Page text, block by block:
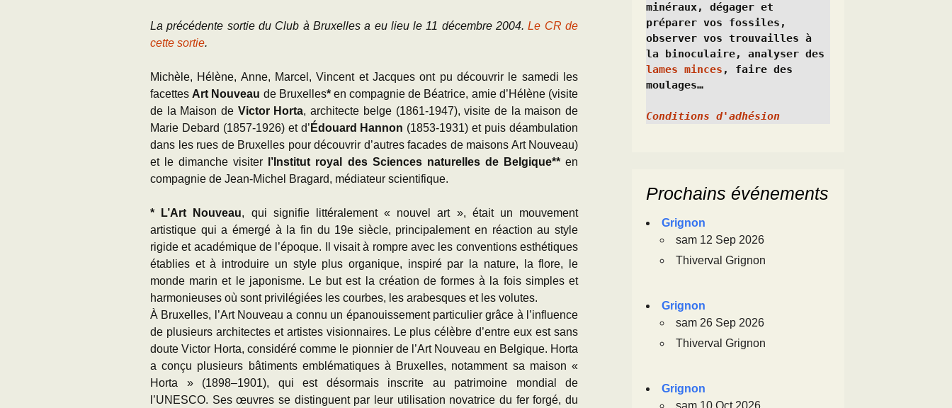
La précédente sortie du Club à Bruxelles a eu lieu le 11 décembre 2004.Le CR de
cette sortie.
Michèle, Hélène, Anne, Marcel, Vincent et Jacques ont pu découvrir le samedi les
facettes Art Nouveau de Bruxelles*en compagnie de Béatrice, amie d’Hélène (visite
de la Maison de Victor Horta, architecte belge (1861-1947), visite de la maison de
Marie Debard (1857-1926) et d’ Édouard Hannon (1853-1931) et puis déambulation
dans les rues de Bruxelles pour découvrir d’autres facades de maisons Art Nouveau)
et le dimanche visiter
l’Institut royal des Sciences naturelles de Belgique**en
compagnie de Jean-Michel Bragard, médiateur scientifique.
* L’Art Nouveau, qui signifie littéralement « nouvel art », était un mouvement
artistique qui a émergé à la fin du 19e siècle, principalement en réaction au style
rigide et académique de l’époque. Il visait à rompre avec les conventions esthétiques
établies et à introduire un style plus organique, inspiré par la nature, la flore, le
monde marin et le japonisme. Le but est la création de formes à la fois simples et
harmonieuses où sont privilégiées les courbes, les arabesques et les volutes.
À Bruxelles, l’Art Nouveau a connu un épanouissement particulier grâce à l’influence
de plusieurs architectes et artistes visionnaires. Le plus célèbre d’entre eux est sans
doute Victor Horta, considéré comme le pionnier de l’Art Nouveau en Belgique. Horta
a conçu plusieurs bâtiments emblématiques à Bruxelles, notamment sa maison «
Horta » (1898–1901), qui est désormais inscrite au patrimoine mondial de
l’UNESCO. Ses œuvres se distinguent par leur utilisation novatrice du fer forgé, du
minéraux, dégager et
préparer vos fossiles,
observer vos trouvailles à
lames minces , faire des
moulages…
Conditions d'adhésion
Prochains événements
Grignon
sam 12 Sep 2026
Thiverval Grignon
Grignon
sam 26 Sep 2026
Thiverval Grignon
Grignon